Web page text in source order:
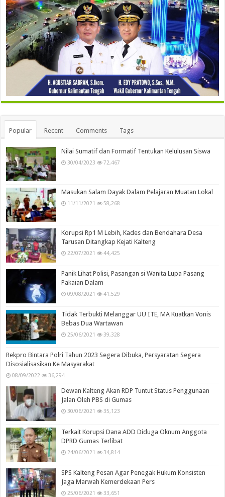
Popular Recent Comments Tags
Nilai Sumatif dan Formatif Tentukan Kelulusan Siswa
30/04/2023 72,467
Masukan Salam Dayak Dalam Pelajaran Muatan Lokal
11/11/2021 58,268
Korupsi Rp1 M Lebih, Kades dan Bendahara Desa
Tarusan Ditangkap Kejati Kalteng
22/07/2021 44,425
Panik Lihat Polisi, Pasangan si Wanita Lupa Pasang
Pakaian Dalam
09/08/2021 41,529
Tidak Terbukti Melanggar UU ITE, MA Kuatkan Vonis
Bebas Dua Wartawan
25/06/2021 39,328
Rekpro Bintara Polri Tahun 2023 Segera Dibuka, Persyaratan Segera
Disosialisasikan Ke Masyarakat
08/09/2022 36,294
Dewan Kalteng Akan RDP Tuntut Status Penggunaan
Jalan Oleh PBS di Gumas
30/06/2021 35,123
Terkait Korupsi Dana ADD Diduga Oknum Anggota
DPRD Gumas Terlibat
24/06/2021 34,814
SPS Kalteng Pesan Agar Penegak Hukum Konsisten
Jaga Marwah Kemerdekaan Pers
25/06/2021 33,651